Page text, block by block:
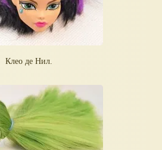
Клео де Нил.